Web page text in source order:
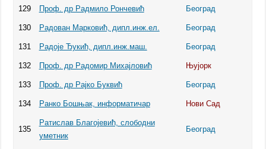
129 Проф. др Радмило Рончевић Београд
130 Радован Марковић, дипл.инж.ел. Београд
131 Радоје Ђукић, дипл.инж.маш. Београд
132 Проф. др Радомир Михајловић Њујорк
133 Проф. др Рајко Буквић Београд
134 Ранко Бошњак, информатичар Нови Сад
135
Ратислав Благојевић, слободни
уметник
Београд